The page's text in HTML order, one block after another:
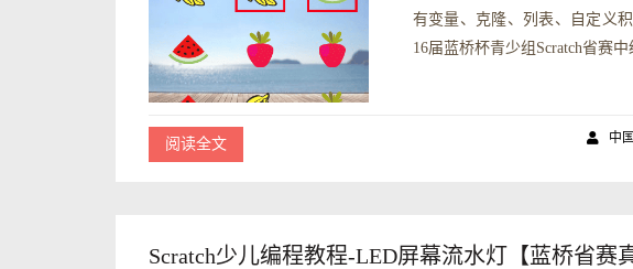
有变量、克隆、列表、自定义
16届蓝桥杯青少组Scratch省赛
阅读全文 中
Scratch少儿编程教程-LED屏幕流水灯【蓝桥省赛